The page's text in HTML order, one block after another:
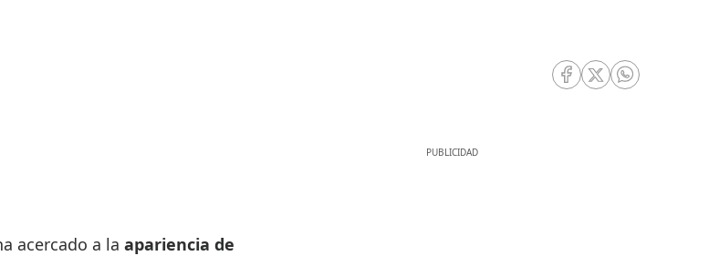
RRSS Facebook
RRSS Twitter
RRSS
acercado a la apariencia de